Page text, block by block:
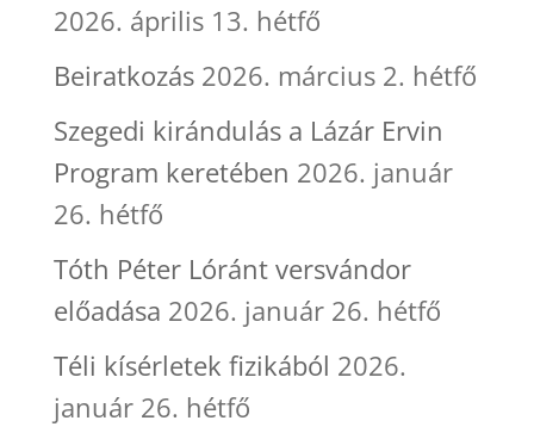
2026. április 13. hétfő
Beiratkozás 2026. március 2. hétfő
Szegedi kirándulás a Lázár Ervin
Program keretében 2026. január
26. hétfő
Tóth Péter Lóránt versvándor
előadása 2026. január 26. hétfő
Téli kísérletek fizikából 2026.
január 26. hétfő